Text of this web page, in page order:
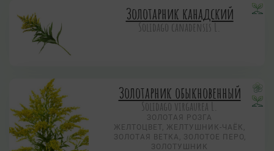
Золотарник канадский
Solidago canadensis L.
Золотарник обыкновенный
Solidago virgaurea L.
ЗОЛОТАЯ РОЗГА
ЖЕЛТОЦВЕТ, ЖЕЛТУШНИК-ЧАЁК,
ЗОЛОТАЯ ВЕТКА, ЗОЛОТОЕ ПЕРО,
ЗОЛОТУШНИК